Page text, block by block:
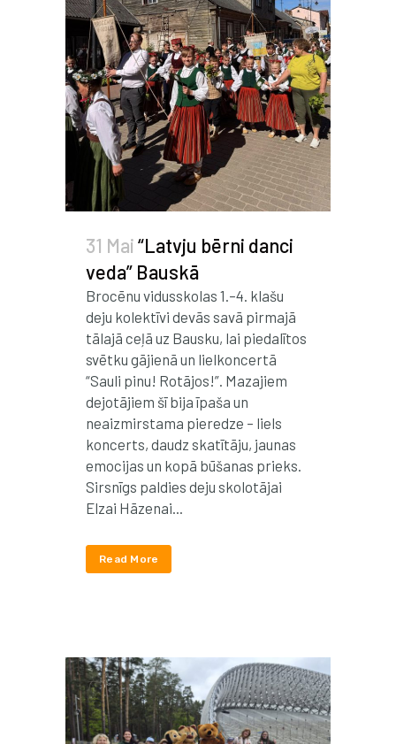
31 Mai“Latvju bērni danci
veda” Bauskā
Brocēnu vidusskolas 1.–4. klašu
deju kolektīvi devās savā pirmajā
tālajā ceļā uz Bausku, lai piedalītos
svētku gājienā un lielkoncertā
“Sauli pinu! Rotājos!”. Mazajiem
dejotājiem šī bija īpaša un
neaizmirstama pieredze – liels
koncerts, daudz skatītāju, jaunas
emocijas un kopā būšanas prieks.
Sirsnīgs paldies deju skolotājai
Elzai Hāzenai...
Read More